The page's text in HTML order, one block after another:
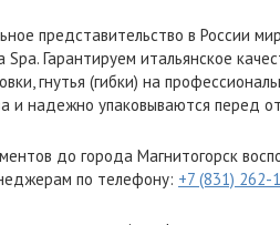
представительство в России
Гарантируем итальянское
гнутья (гибки) на
и надежно упаковываются перед
до города Магнитогорск
по телефону: +7 (831) 262-